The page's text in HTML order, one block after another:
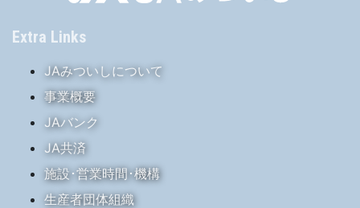
Extra Links
JAみついしについて
事業概要
JAバンク
JA共済
施設･営業時間･機構
生産者団体組織